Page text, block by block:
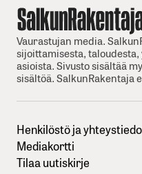
Vaurastujan media.
sijoittamisesta,
asioista. Sivusto sisältää
sisältöä. SalkunRakentaja
Henkilöstö ja
Mediakortti
Tilaa uutiskirje